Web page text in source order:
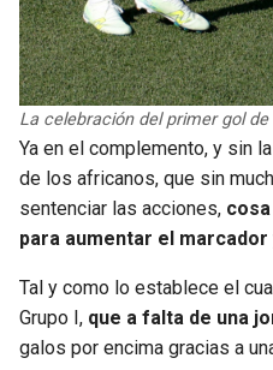
La celebración del primer gol
Ya en el complemento, y sin
de los africanos, que sin
sentenciar las acciones,
para aumentar el marcador
Tal y como lo establece el
Grupo I, que a falta de una
galos por encima gracias a